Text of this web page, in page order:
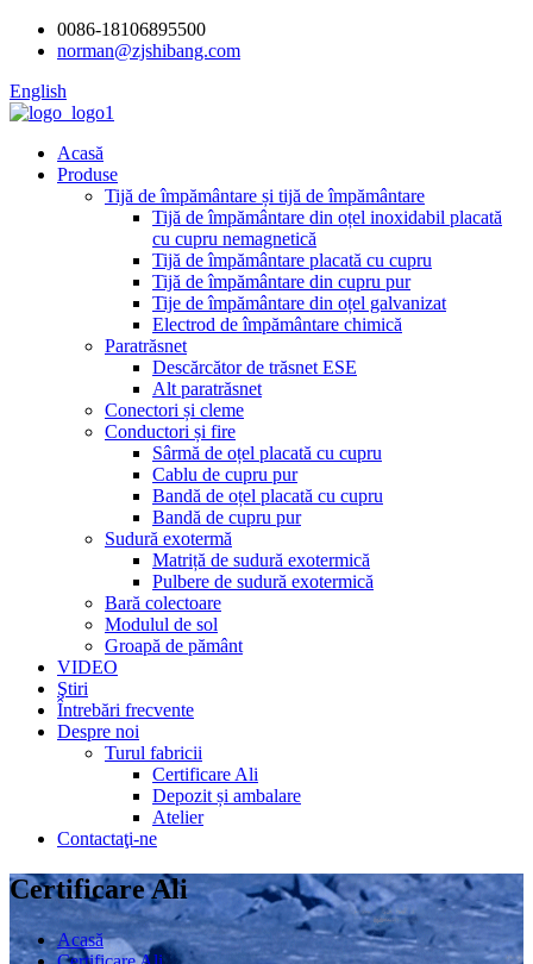
0086-18106895500
norman@zjshibang.com
English
Acasă
Produse
Tijă de împământare și tijă de împământare
Tijă de împământare din oțel inoxidabil placată
cu cupru nemagnetică
Tijă de împământare placată cu cupru
Tijă de împământare din cupru pur
Tije de împământare din oțel galvanizat
Electrod de împământare chimică
Paratrăsnet
Descărcător de trăsnet ESE
Alt paratrăsnet
Conectori și cleme
Conductori și fire
Sârmă de oțel placată cu cupru
Cablu de cupru pur
Bandă de oțel placată cu cupru
Bandă de cupru pur
Sudură exotermă
Matriță de sudură exotermică
Pulbere de sudură exotermică
Bară colectoare
Modulul de sol
Groapă de pământ
VIDEO
Ştiri
Întrebări frecvente
Despre noi
Turul fabricii
Certificare Ali
Depozit și ambalare
Atelier
Contactaţi-ne
Certificare Ali
Acasă